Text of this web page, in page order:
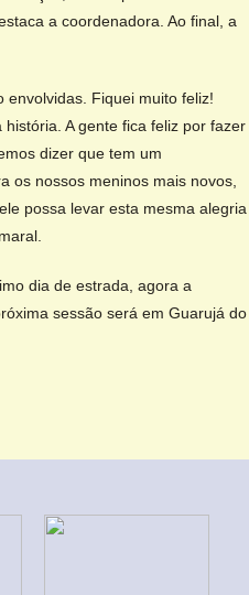
a coordenadora. Ao final, a
envolvidas. Fiquei muito feliz!
A gente fica feliz por fazer
dizer que tem um
os nossos meninos mais novos,
possa levar esta mesma alegria
dia de estrada, agora a
sessão será em Guarujá do